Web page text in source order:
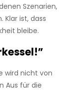
Szenarien,
ist, dass
bleibe.
wird nicht von
Aus für die